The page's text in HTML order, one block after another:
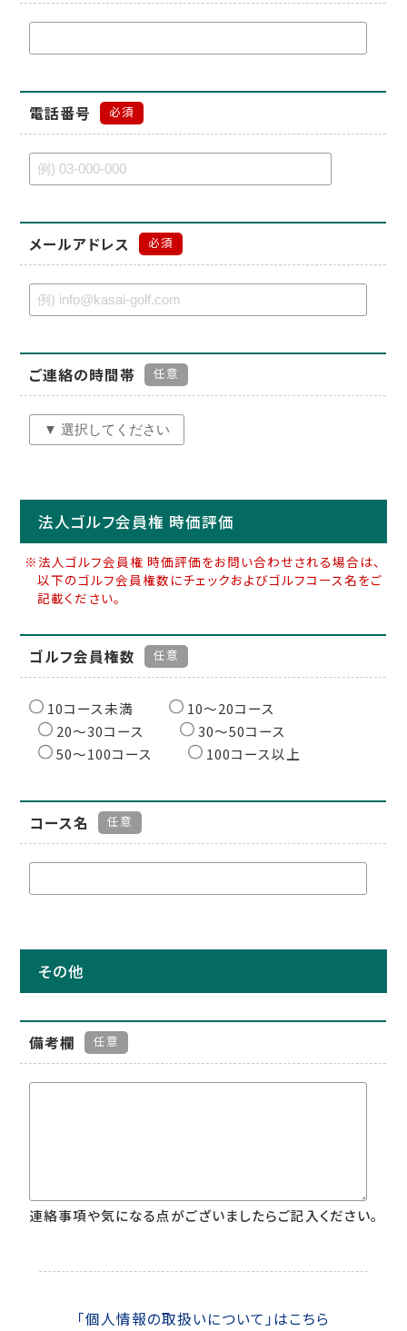
電話番号 必須
メールアドレス 必須
ご連絡の時間帯 任意
法人ゴルフ会員権 時価評価
※法人ゴルフ会員権 時価評価をお問い合わせされる場合は、
以下のゴルフ会員権数にチェックおよびゴルフコース名をご
記載ください。
ゴルフ会員権数 任意
10コース未満
10〜20コース
20〜30コース
30〜50コース
50〜100コース
100コース以上
コース名 任意
その他
備考欄 任意
連絡事項や気になる点がございましたらご記入ください。
「個人情報の取扱いについて」はこちら